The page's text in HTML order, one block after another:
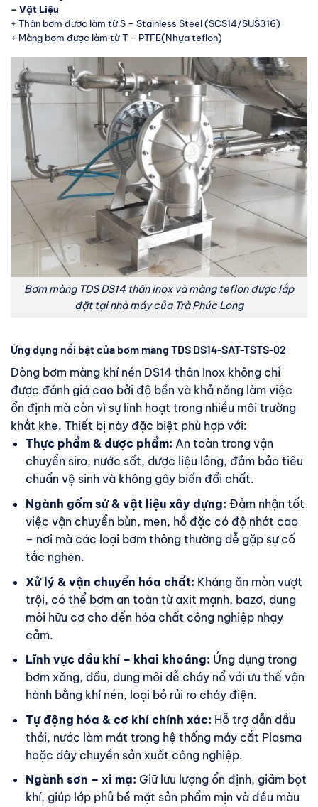
– Vật Liệu
+ Thân bơm được làm từ S – Stainless Steel (SCS14/SUS316)
+ Màng bơm được làm từ T – PTFE(Nhựa teflon)
Bơm màng TDS DS14 thân inox và màng teflon được lắp
đặt tại nhà máy của Trà Phúc Long
Ứng dụng nổi bật của bơm màng TDS DS14-SAT-TSTS-02
Dòng bơm màng khí nén DS14 thân Inox không chỉ
được đánh giá cao bởi độ bền và khả năng làm việc
ổn định mà còn vì sự linh hoạt trong nhiều môi trường
khắt khe. Thiết bị này đặc biệt phù hợp với:
Thực phẩm & dược phẩm: An toàn trong vận
chuyển siro, nước sốt, dược liệu lỏng, đảm bảo tiêu
chuẩn vệ sinh và không gây biến đổi chất.
Ngành gốm sứ & vật liệu xây dựng: Đảm nhận tốt
việc vận chuyển bùn, men, hồ đặc có độ nhớt cao
– nơi mà các loại bơm thông thường dễ gặp sự cố
tắc nghẽn.
Xử lý & vận chuyển hóa chất: Kháng ăn mòn vượt
trội, có thể bơm an toàn từ axit mạnh, bazơ, dung
môi hữu cơ cho đến hóa chất công nghiệp nhạy
cảm.
Lĩnh vực dầu khí – khai khoáng: Ứng dụng trong
bơm xăng, dầu, dung môi dễ cháy nổ với ưu thế vận
hành bằng khí nén, loại bỏ rủi ro cháy điện.
Tự động hóa & cơ khí chính xác: Hỗ trợ dẫn dầu
thải, nước làm mát trong hệ thống máy cắt Plasma
hoặc dây chuyền sản xuất công nghiệp.
Ngành sơn – xi mạ: Giữ lưu lượng ổn định, giảm bọt
khí, giúp lớp phủ bề mặt sản phẩm mịn và đều màu